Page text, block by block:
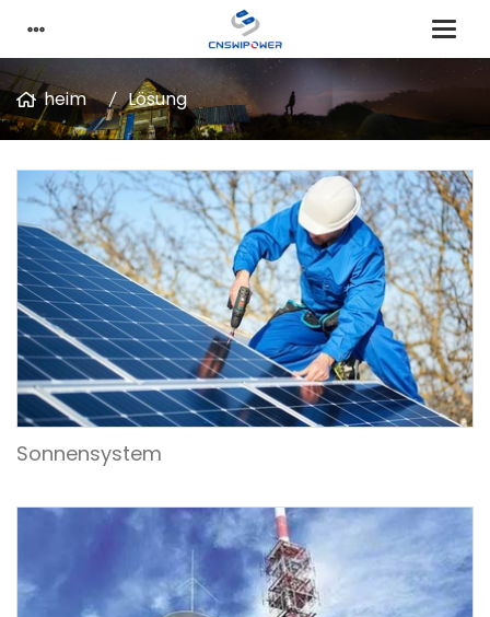
heim Lösung
Sonnensystem